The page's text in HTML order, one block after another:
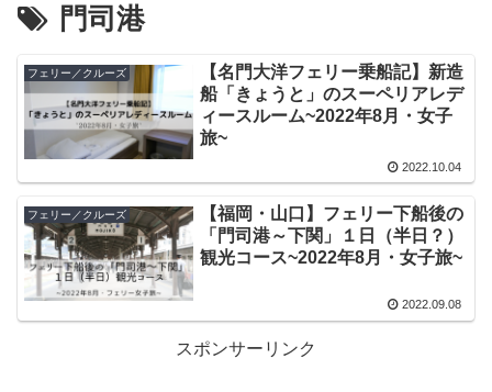
門司港
フェリー／クルーズ
【名門大洋フェリー乗船記】新造
船「きょうと」のスーペリアレデ
ィースルーム~2022年8月・女子
旅~
2022.10.04
フェリー／クルーズ
【福岡・山口】フェリー下船後の
「門司港～下関」１日（半日？）
観光コース~2022年8月・女子旅~
2022.09.08
スポンサーリンク